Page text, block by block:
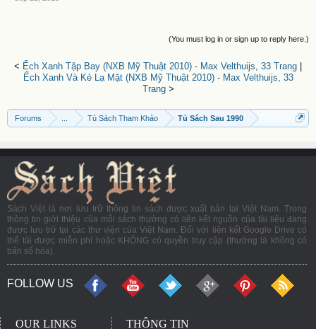
(You must log in or sign up to reply here.)
< Ếch Xanh Tập Bay (NXB Mỹ Thuật 2010) - Max Velthuijs, 33 Trang
Ếch Xanh Và Kẻ Lạ Mặt (NXB Mỹ Thuật 2010) - Max Velthuijs, 33
Trang>
Forums Tủ Sách Tham Khảo Tủ Sách Sau 1990
Sách Việt là nơi lưu trữ thông tin sách được xuất bản tại Việt Nam. Trong
thông tin giới thiệu của mỗi sách thường có liên kết nguồn của tài liệu đang
được lưu trữ tại các thư viện của Việt Nam. Đối với liên kết Google Drive có
thể tải được miễn phí hoặc KHÔNG có quyền truy cập (thường là không có
bản số hóa).
FOLLOW US
OUR LINKS THÔNG TIN